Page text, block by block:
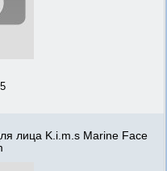
лица K.i.m.s Marine Face